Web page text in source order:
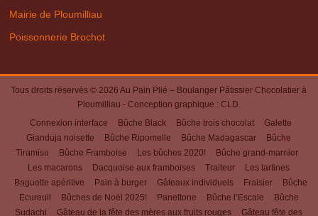
Mairie de Ploumilliau
Poissonnerie Brochot
Tous droits réservés © 2026Au Pain Plié – Boulanger Pâtissier Chocolatier à
Ploumilliau - Conception graphique : CLD.
Connexion interface
Bûche Black Bûche trois chocolat
Galette
Gianduja noisette
Bûche Ripomelle Bûche Madagascar
Bûche
Tiramisu
Bûche Framboise Les bûches 2020!
Bûche grand-marnier
Les macarons
Dacquoise aux framboises Traiteur
Les tartines
Baguette apéritive
Pain à burger Gâteaux individuels Fraisier
Bûche
Ecureuil
Bûches de Noël 2025! Panettone Bûche l’Escale
Bûche
Sudachi
Gâteau de la fête des mères aux fruits rouges Gâteau fête des